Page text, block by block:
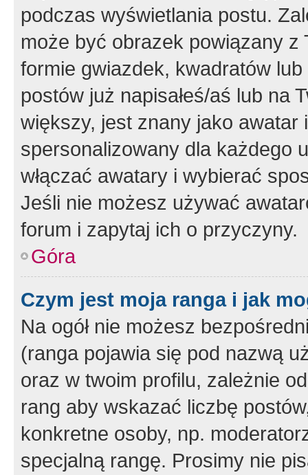
podczas wyświetlania postu.
może być obrazek powiązany z
formie gwiazdek, kwadratów
postów już napisałeś/aś lub na
większy, jest znany jako
spersonalizowany dla każdego
włączać awatary i wybierać
Jeśli nie możesz używać
forum i zapytaj ich o przyczyny.
Góra
Czym jest moja ranga i jak
Na ogół nie możesz
(ranga pojawia się pod nazwą
oraz w twoim profilu, zależnie
rang aby wskazać liczbę
konkretne osoby, np.
specjalną rangę. Prosimy nie